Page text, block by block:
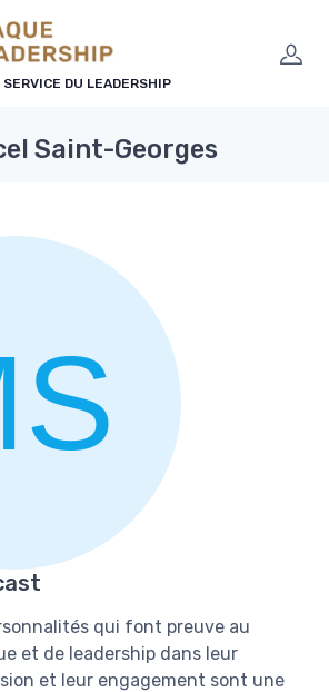
DU LEADERSHIP
Saint-Georges
qui font preuve au
et de leadership dans leur
et leur engagement sont une